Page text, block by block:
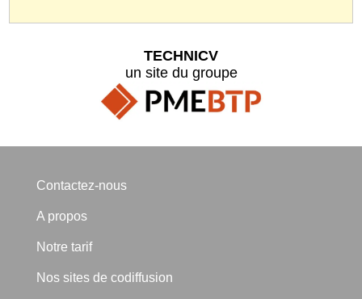
TECHNICV
un site du groupe
Contactez-nous
A propos
Notre tarif
Nos sites de codiffusion